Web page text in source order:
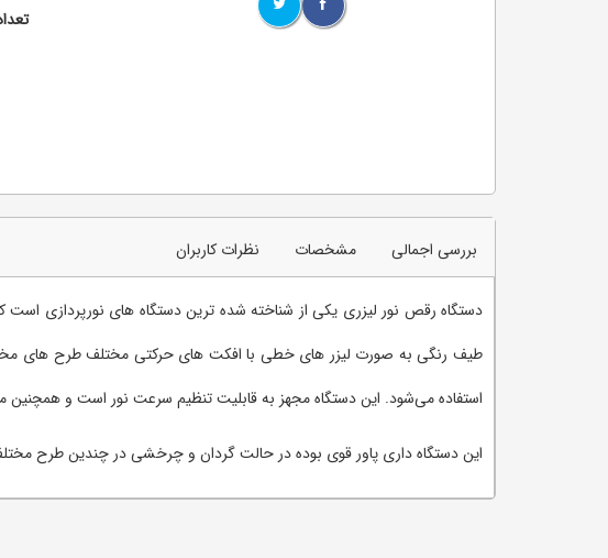
بررسی اجمالی مشخصات نظرات کاربران
دستگاه رقص نور لیزری یکی از شناخته شده ترین دستگاه های نورپردازی
طیف رنگی به صورت لیزر های خطی با افکت های حرکتی مختلف طرح های مختلف
استفاده می‌شود. این دستگاه مجهز به قابلیت تنظیم سرعت نور است و همچنین
این دستگاه داری پاور قوی بوده در حالت گردان و چرخشی در چندین طرح